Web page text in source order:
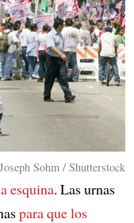
Joseph Sohm / Shutterstock
esquina. Las urnas
para que los